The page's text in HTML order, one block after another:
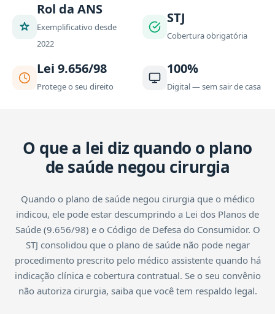
Rol da ANS
Exemplificativo desde
2022
STJ
Cobertura obrigatória
Lei 9.656/98
Protege o seu direito
100%
Digital — sem sair de casa
O que a lei diz quando o plano
de saúde negou cirurgia
Quando o plano de saúde negou cirurgia que o médico
indicou, ele pode estar descumprindo a Lei dos Planos de
Saúde (9.656/98) e o Código de Defesa do Consumidor. O
STJ consolidou que o plano de saúde não pode negar
procedimento prescrito pelo médico assistente quando há
indicação clínica e cobertura contratual. Se o seu convênio
não autoriza cirurgia, saiba que você tem respaldo legal.